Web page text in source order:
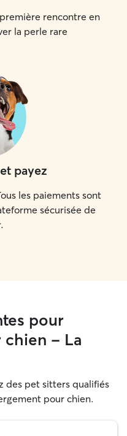
rencontre en
la perle rare
payez
les paiements sont
sécurisée de
pour
chien - La
des pet sitters qualifiés
pour chien.